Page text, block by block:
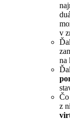
v
na
z